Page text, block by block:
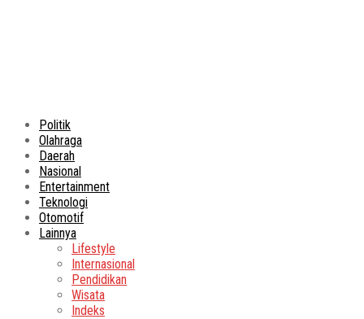
Politik
Olahraga
Daerah
Nasional
Entertainment
Teknologi
Otomotif
Lainnya
Lifestyle
Internasional
Pendidikan
Wisata
Indeks